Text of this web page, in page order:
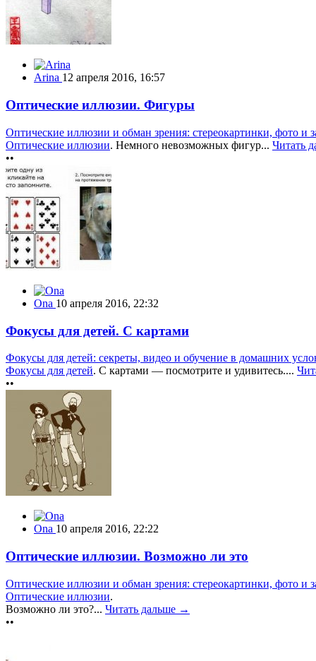
Arina 12 апреля 2016, 16:57
Оптические иллюзии. Фигуры
Оптические иллюзии и обман зрения: стереокартинки, фото и
Оптические иллюзии. Немного невозможных фигур... Читать
••
Ona 10 апреля 2016, 22:32
Фокусы для детей. С картами
Фокусы для детей: секреты, видео и обучение в домашних
Фокусы для детей. С картами — посмотрите и удивитесь....
••
Ona 10 апреля 2016, 22:22
Оптические иллюзии. Возможно ли это
Оптические иллюзии и обман зрения: стереокартинки, фото и
Оптические иллюзии.
Возможно ли это?... Читать дальше →
••